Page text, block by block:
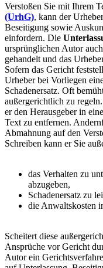
Verstoßen Sie mit Ihrem
(UrhG), kann der
Beseitigung sowie
einfordern. Die
ursprünglichen Autor
gehandelt und das
Sofern das Gericht
Urheber bei Vorliegen
Schadenersatz. Oft
außergerichtlich zu
er den Herausgeber in
Text zu entfernen.
Abmahnung auf den
Schreiben kann er Sie
das Verhalten zu
abzugeben,
Schadenersatz zu
die Anwaltskosten
Scheitert diese
Ansprüche vor Gericht
Autor ein